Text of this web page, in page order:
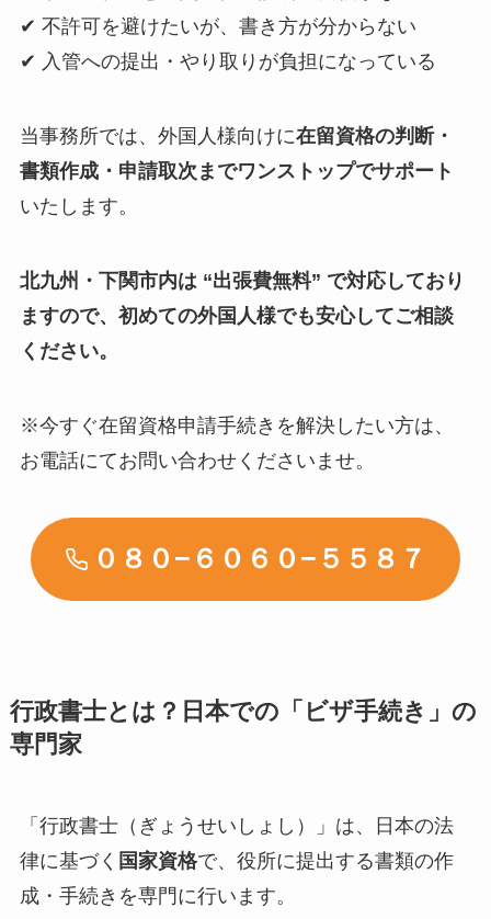
✔ 不許可を避けたいが、書き方が分からない
✔ 入管への提出・やり取りが負担になっている
当事務所では、外国人様向けに在留資格の判断・
書類作成・申請取次までワンストップでサポート
いたします。
北九州・下関市内は “出張費無料” で対応しており
ますので、初めての外国人様でも安心してご相談
ください。
※今すぐ在留資格申請手続きを解決したい方は、
お電話にてお問い合わせくださいませ。
０８０−６０６０−５５８７
行政書士とは？日本での「ビザ手続き」の
専門家
「行政書士（ぎょうせいしょし）」は、日本の法
律に基づく 国家資格で、役所に提出する書類の作
成・手続きを専門に行います。